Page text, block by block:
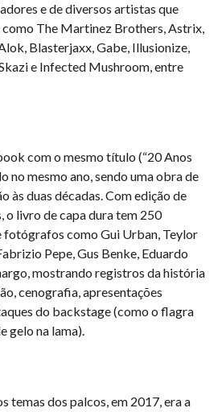
e de diversos artistas que
como The Martinez Brothers, Astrix,
Blasterjaxx, Gabe, Illusionize,
e Infected Mushroom, entre
com o mesmo título (“20 Anos
no mesmo ano, sendo uma obra de
às duas décadas. Com edição de
o livro de capa dura tem 250
fotógrafos como Gui Urban, Teylor
Pepe, Gus Benke, Eduardo
mostrando registros da história
cenografia, apresentações
do backstage (como o flagra
gelo na lama).
temas dos palcos, em 2017, era a